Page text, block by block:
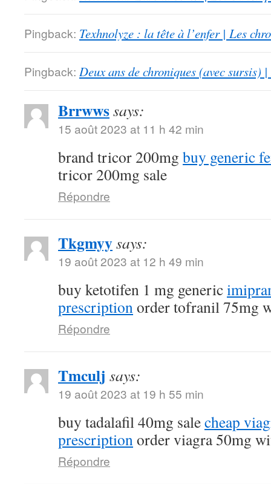
Pingback: Texhnolyze : la tête à l’enfer | Les
Pingback: Deux ans de chroniques (avec sursis)
Brrwwssays:
15 août 2023 at 11 h 42 min
brand tricor 200mg buy generic
tricor 200mg sale
Répondre
Tkgmyysays:
19 août 2023 at 12 h 49 min
buy ketotifen 1 mg generic
prescriptionorder tofranil 75mg
Répondre
Tmculj says:
19 août 2023 at 19 h 55 min
buy tadalafil 40mg salecheap
prescriptionorder viagra 50mg
Répondre